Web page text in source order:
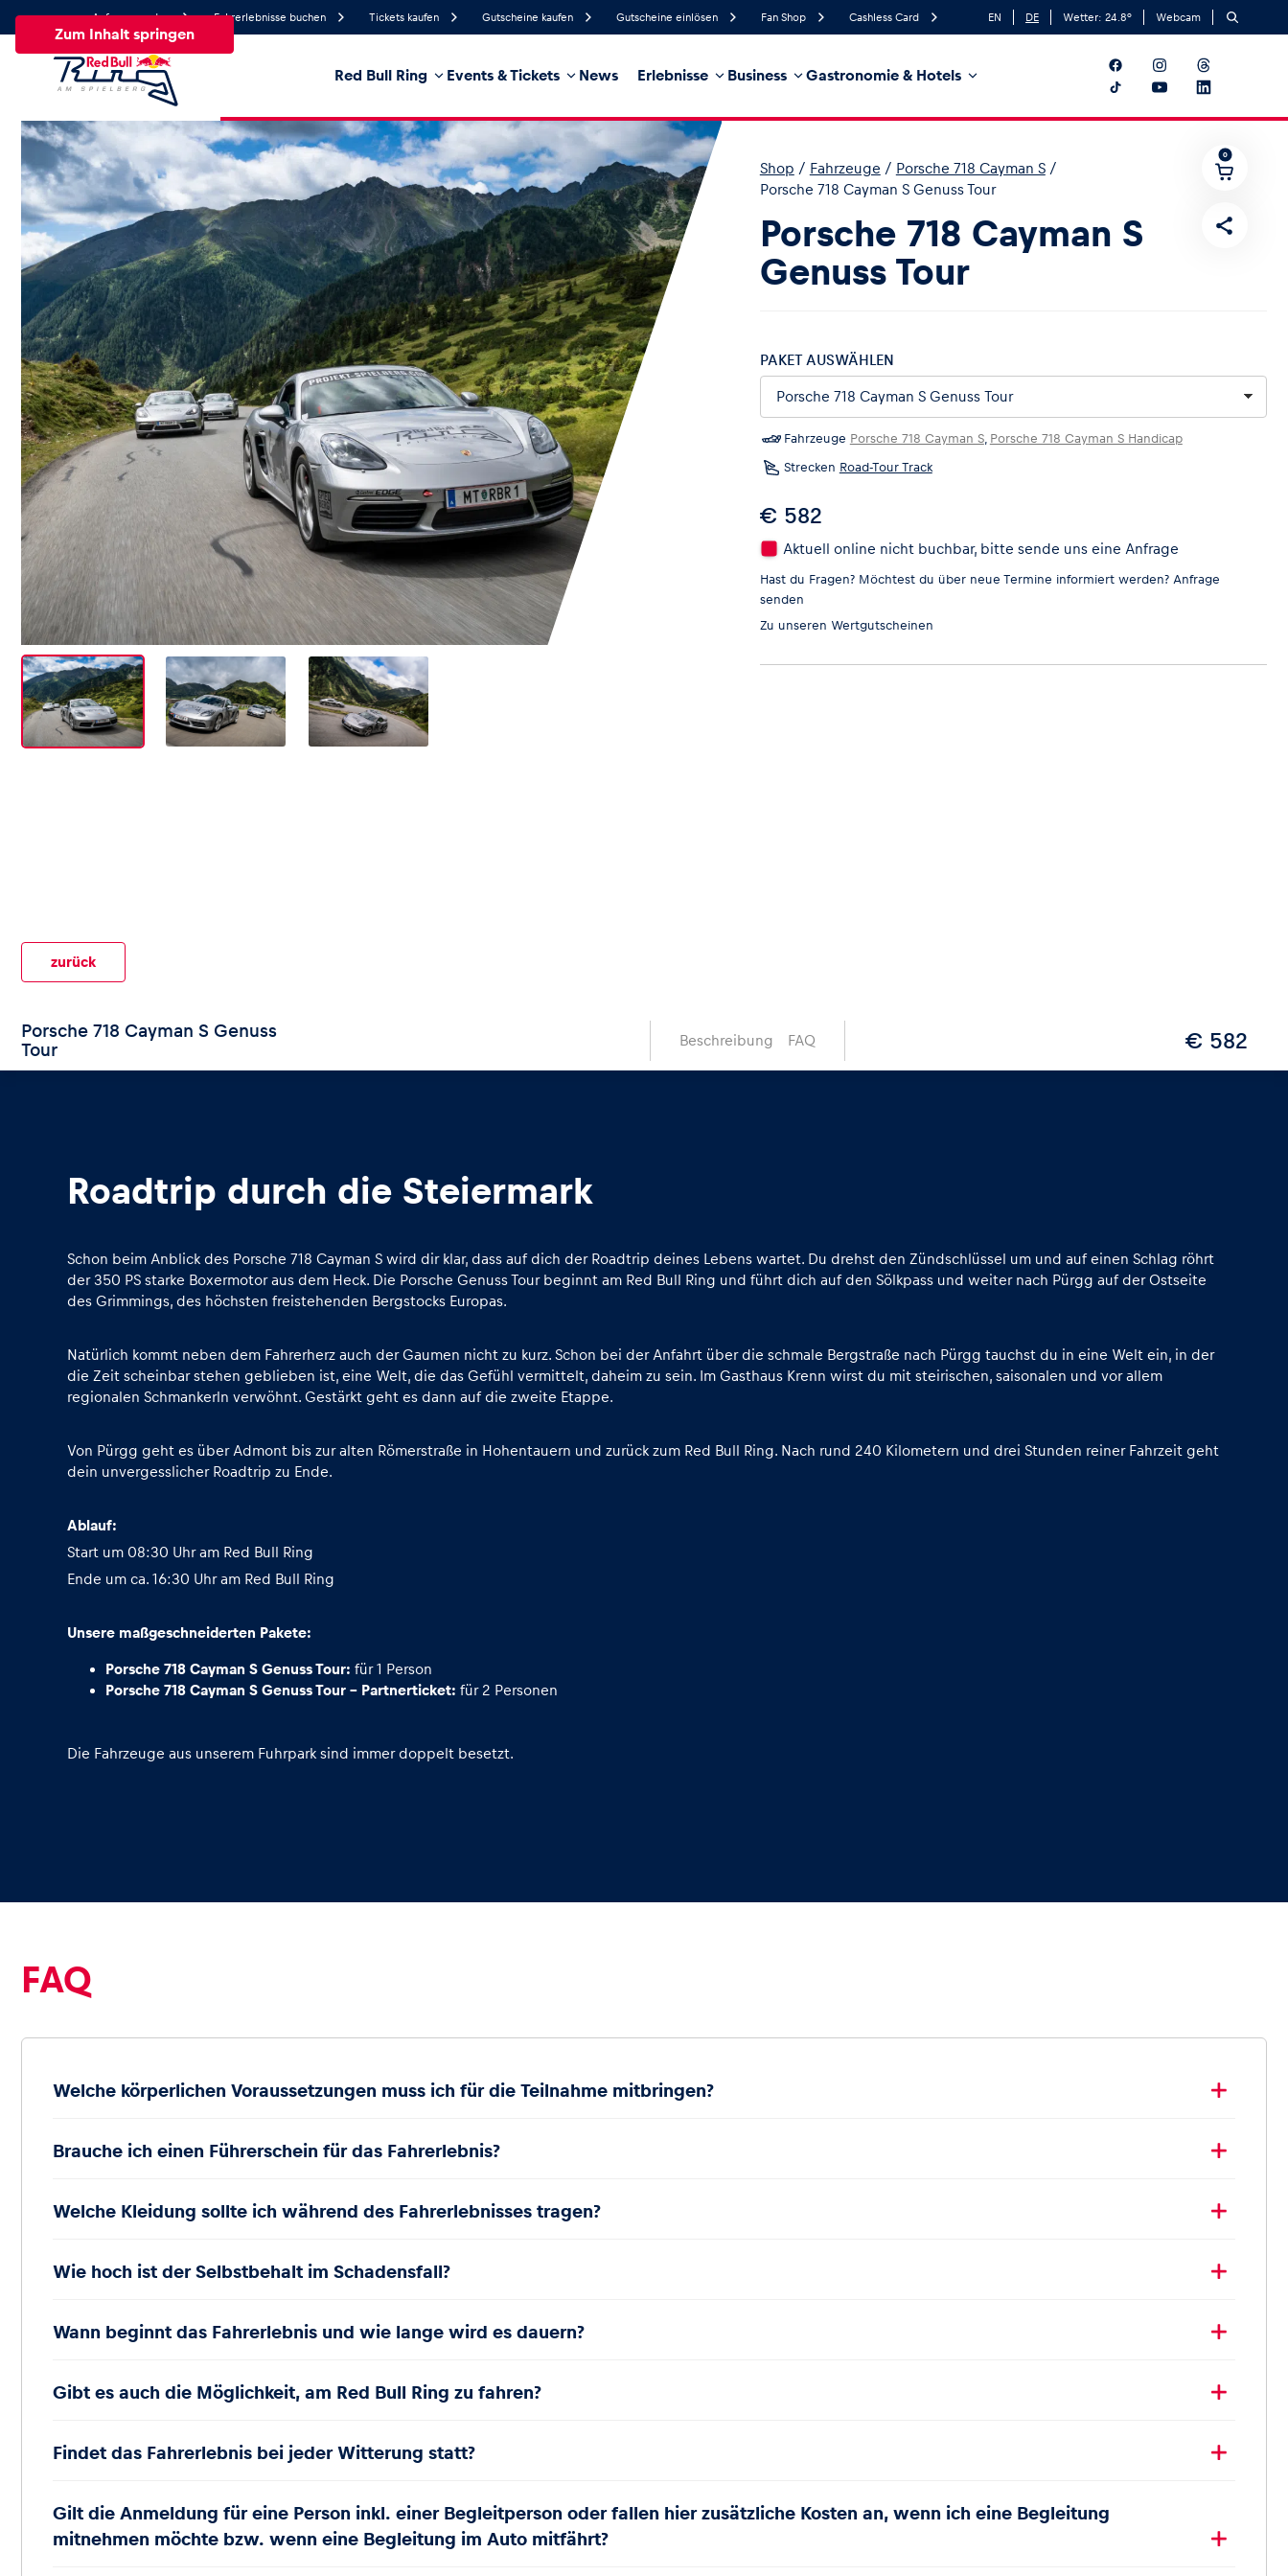
Zum Inhalt springen
Anfrage senden Fahrerlebnisse buchen Tickets kaufen Gutscheine kaufen Gutscheine einlösen Fan Shop Cashless Card EN DE Wetter: 24.8° Webcam
Red Bull Ring Events & Tickets News Erlebnisse Business Gastronomie & Hotels
24.8°
Temperatur
32%
Regenwahrscheinlichkeit
Ost
Alle News Events Erlebnisse Seiten Fahrzeug Business Glossar
News
Alle anzeigen
Events
Alle anzeigen
Seiten
Fahrzeug
Alle anzeigen
Business
0
Shop / Fahrzeuge / Porsche 718 Cayman S /
Porsche 718 Cayman S Genuss Tour
Porsche 718 Cayman S
Genuss Tour
PAKET AUSWÄHLEN
Fahrzeuge Porsche 718 Cayman S, Porsche 718 Cayman S Handicap
Strecken Road-Tour Track
€ 582
Aktuell online nicht buchbar, bitte sende uns eine Anfrage
Hast du Fragen? Möchtest du über neue Termine informiert werden? Anfrage
senden
Zu unseren Wertgutscheinen
zurück
Porsche 718 Cayman S Genuss
Tour
Beschreibung FAQ € 582
Roadtrip durch die Steiermark
Schon beim Anblick des Porsche 718 Cayman S wird dir klar, dass auf dich der Roadtrip deines Lebens wartet. Du drehst den Zündschlüssel um und auf einen Schlag röhrt
der 350 PS starke Boxermotor aus dem Heck. Die Porsche Genuss Tour beginnt am Red Bull Ring und führt dich auf den Sölkpass und weiter nach Pürgg auf der Ostseite
des Grimmings, des höchsten freistehenden Bergstocks Europas.
Natürlich kommt neben dem Fahrerherz auch der Gaumen nicht zu kurz. Schon bei der Anfahrt über die schmale Bergstraße nach Pürgg tauchst du in eine Welt ein, in der
die Zeit scheinbar stehen geblieben ist, eine Welt, die das Gefühl vermittelt, daheim zu sein. Im Gasthaus Krenn wirst du mit steirischen, saisonalen und vor allem
regionalen Schmankerln verwöhnt. Gestärkt geht es dann auf die zweite Etappe.
Von Pürgg geht es über Admont bis zur alten Römerstraße in Hohentauern und zurück zum Red Bull Ring. Nach rund 240 Kilometern und drei Stunden reiner Fahrzeit geht
dein unvergesslicher Roadtrip zu Ende.
Ablauf:
Start um 08:30 Uhr am Red Bull Ring
Ende um ca. 16:30 Uhr am Red Bull Ring
Unsere maßgeschneiderten Pakete:
Porsche 718 Cayman S Genuss Tour: für 1 Person
Porsche 718 Cayman S Genuss Tour - Partnerticket: für 2 Personen
Die Fahrzeuge aus unserem Fuhrpark sind immer doppelt besetzt.
FAQ
Welche körperlichen Voraussetzungen muss ich für die Teilnahme mitbringen?
Brauche ich einen Führerschein für das Fahrerlebnis?
Welche Kleidung sollte ich während des Fahrerlebnisses tragen?
Wie hoch ist der Selbstbehalt im Schadensfall?
Wann beginnt das Fahrerlebnis und wie lange wird es dauern?
Gibt es auch die Möglichkeit, am Red Bull Ring zu fahren?
Findet das Fahrerlebnis bei jeder Witterung statt?
Gilt die Anmeldung für eine Person inkl. einer Begleitperson oder fallen hier zusätzliche Kosten an, wenn ich eine Begleitung
mitnehmen möchte bzw. wenn eine Begleitung im Auto mitfährt?